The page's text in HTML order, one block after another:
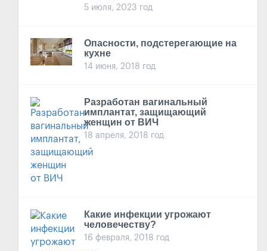
5 июля, 2023 год
Опасности, подстерегающие на
кухне
14 июня, 2018 год
Разработан вагинальный
имплантат, защищающий
женщин от ВИЧ
18 апреля, 2018 год
Какие инфекции угрожают
человечеству?
16 февраля, 2018 год